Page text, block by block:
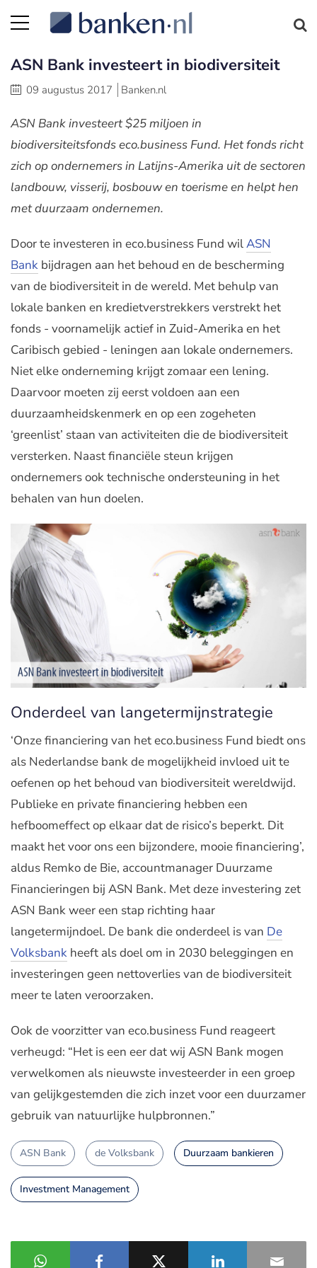
ASN Bank investeert in biodiversiteit
09 augustus 2017 Banken.nl
ASN Bank investeert $25 miljoen in
biodiversiteitsfonds eco.business Fund. Het fonds richt
zich op ondernemers in Latijns-Amerika uit de sectoren
landbouw, visserij, bosbouw en toerisme en helpt hen
met duurzaam ondernemen.
Door te investeren in eco.business Fund wilASN
Bank bijdragen aan het behoud en de bescherming
van de biodiversiteit in de wereld. Met behulp van
lokale banken en kredietverstrekkers verstrekt het
fonds - voornamelijk actief in Zuid-Amerika en het
Caribisch gebied - leningen aan lokale ondernemers.
Niet elke onderneming krijgt zomaar een lening.
Daarvoor moeten zij eerst voldoen aan een
duurzaamheidskenmerk en op een zogeheten
‘greenlist’ staan van activiteiten die de biodiversiteit
versterken. Naast financiële steun krijgen
ondernemers ook technische ondersteuning in het
behalen van hun doelen.
Onderdeel van langetermijnstrategie
‘Onze financiering van het eco.business Fund biedt ons
als Nederlandse bank de mogelijkheid invloed uit te
oefenen op het behoud van biodiversiteit wereldwijd.
Publieke en private financiering hebben een
hefboomeffect op elkaar dat de risico’s beperkt. Dit
maakt het voor ons een bijzondere, mooie financiering’,
aldus Remko de Bie, accountmanager Duurzame
Financieringen bij ASN Bank. Met deze investering zet
ASN Bank weer een stap richting haar
langetermijndoel. De bank die onderdeel is van De
Volksbank heeft als doel om in 2030 beleggingen en
investeringen geen nettoverlies van de biodiversiteit
meer te laten veroorzaken.
Ook de voorzitter van eco.business Fund reageert
verheugd: “Het is een eer dat wij ASN Bank mogen
verwelkomen als nieuwste investeerder in een groep
van gelijkgestemden die zich inzet voor een duurzamer
gebruik van natuurlijke hulpbronnen.”
ASN Bank de Volksbank Duurzaam bankieren
Investment Management